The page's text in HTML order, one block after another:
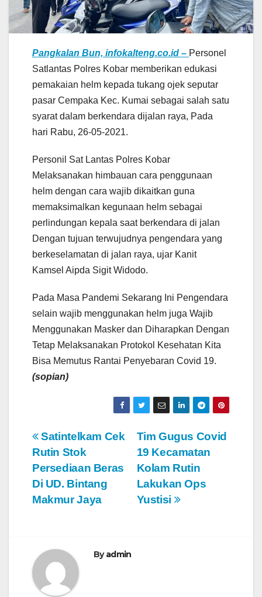
Pangkalan Bun, infokalteng.co.id – Personel
Satlantas Polres Kobar memberikan edukasi
pemakaian helm kepada tukang ojek seputar
pasar Cempaka Kec. Kumai sebagai salah satu
syarat dalam berkendara dijalan raya, Pada
hari Rabu, 26-05-2021.
Personil Sat Lantas Polres Kobar
Melaksanakan himbauan cara penggunaan
helm dengan cara wajib dikaitkan guna
memaksimalkan kegunaan helm sebagai
perlindungan kepala saat berkendara di jalan
Dengan tujuan terwujudnya pengendara yang
berkeselamatan di jalan raya, ujar Kanit
Kamsel Aipda Sigit Widodo.
Pada Masa Pandemi Sekarang Ini Pengendara
selain wajib menggunakan helm juga Wajib
Menggunakan Masker dan Diharapkan Dengan
Tetap Melaksanakan Protokol Kesehatan Kita
Bisa Memutus Rantai Penyebaran Covid 19.
(sopian)
N
a
v
a
s
Tim Gugus Covid
19 Kecamatan
Kolam Rutin
Lakukan Ops
Yustisi
Satintelkam Cek
Rutin Stok
Persediaan Beras
Di UD. Bintang
Makmur Jaya
Byadmin